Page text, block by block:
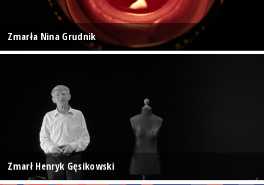
Zmarła Nina Grudnik
Zmarł Henryk Gęsikowski